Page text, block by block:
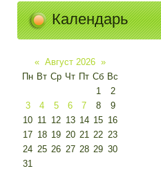
Календарь
« Август 2026 »
Пн Вт Ср Чт Пт Сб Вс
1
2
3
4 5 6 7 8
9
10 11 12 13 14 15 16
17 18 19 20 21 22 23
24 25 26 27 28 29 30
31